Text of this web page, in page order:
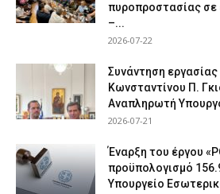
πυροπροστασίας
–...
2026-07-22
Συνάντηση
Κωνσταντίνου Π.
Αναπληρωτή
2026-07-21
Έναρξη του έργου
προϋπολογισμό
Υπουργείο